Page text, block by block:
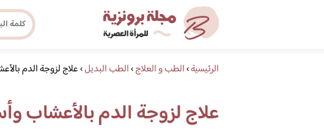
الرئيسية›الطب و العلاج›الطب البديل›علاج لزوجة الدم
علاج لزوجة الدم بالأعشاب